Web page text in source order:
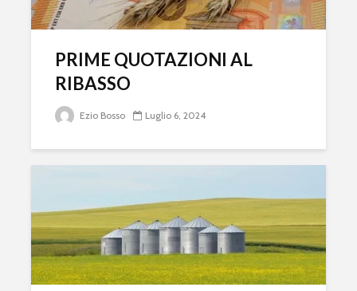
PRIME QUOTAZIONI AL
RIBASSO
Ezio Bosso Luglio 6, 2024